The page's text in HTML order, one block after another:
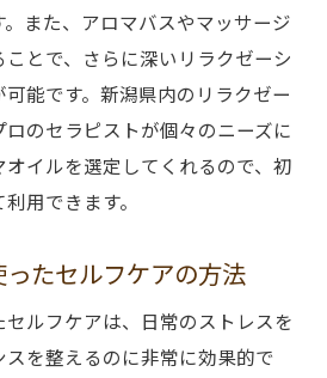
。また、アロマバスやマッサージ
とで、さらに深いリラクゼーシ
能です。新潟県内のリラクゼー
のセラピストが個々のニーズに
イルを選定してくれるので、初
用できます。
たセルフケアの方法
ルフケアは、日常のストレスを
を整えるのに非常に効果的で